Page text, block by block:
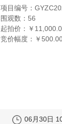
项目编号：
围观数：56
起拍价： ￥
竞价幅度： ￥
06月30日